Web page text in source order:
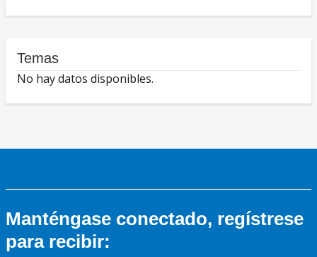
Temas
No hay datos disponibles.
Manténgase conectado, regístrese
para recibir: